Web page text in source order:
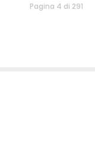
Pagina 4 di 291